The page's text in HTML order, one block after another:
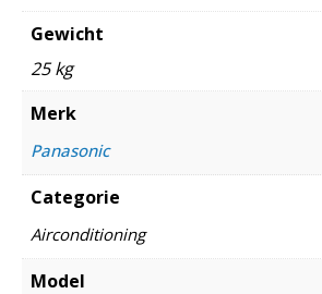
Gewicht
25 kg
Merk
Panasonic
Categorie
Airconditioning
Model